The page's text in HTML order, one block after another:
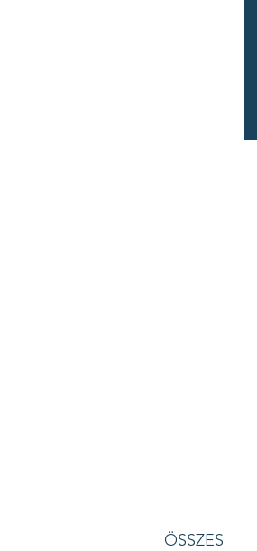
ÖSSZES